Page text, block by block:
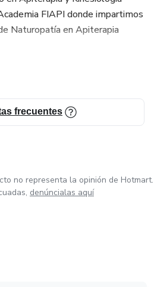
literario que cambiará tu vida.
en el fascinante viaje hacia
FIAPI donde impartimos
Naturopatía en Apiterapia
frecuentes
no representa la opinión de Hotmart.
denúncialas aquí